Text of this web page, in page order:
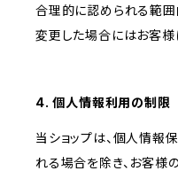
合理的に認められる範囲
変更した場合にはお客様
4. 個人情報利用の制限
当ショップは、個人情報
れる場合を除き、お客様